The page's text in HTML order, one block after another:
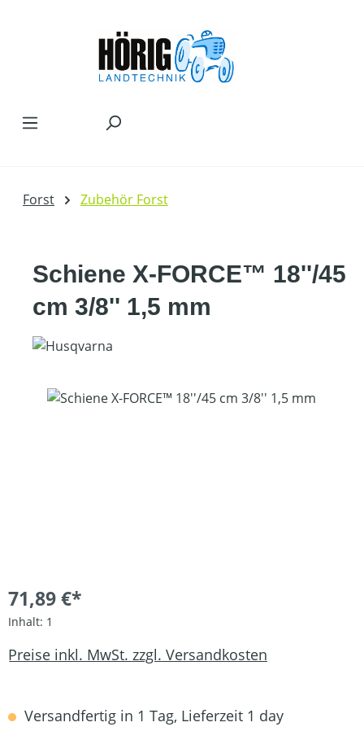
Forst Zubehör Forst
Schiene X-FORCE™ 18''/45
cm 3/8'' 1,5 mm
Bildergalerie überspringen
71,89 €*
Inhalt: 1
Preise inkl. MwSt. zzgl. Versandkosten
Versandfertig in 1 Tag, Lieferzeit 1 day